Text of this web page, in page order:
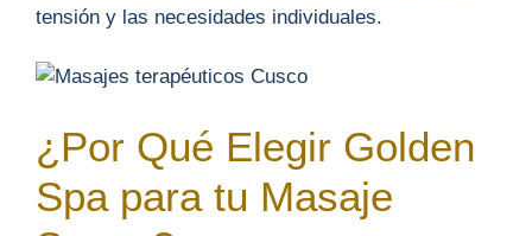
tensión y las necesidades individuales.
¿Por Qué Elegir Golden
Spa para tu Masaje